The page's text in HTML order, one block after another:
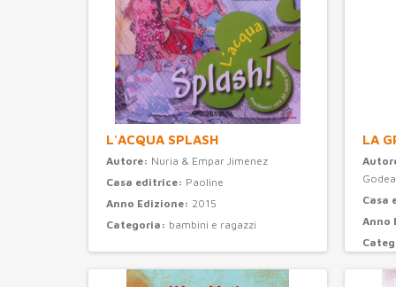
L'ACQUA SPLASH
Autore: Nuria & Empar Jimenez
Casa editrice: Paoline
Anno Edizione: 2015
Categoria: bambini e ragazzi
LA
Casa
Anno